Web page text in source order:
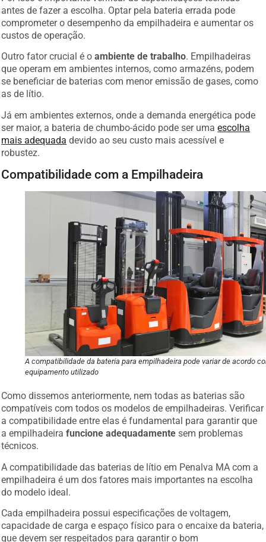
antes de fazer a escolha. Optar pela bateria errada pode
comprometer o desempenho da empilhadeira e aumentar os
custos de operação.
Outro fator crucial é oambiente de trabalho. Empilhadeiras
que operam em ambientes internos, como armazéns, podem
se beneficiar de baterias com menor emissão de gases, como
as de lítio.
Já em ambientes externos, onde a demanda energética pode
ser maior, a bateria de chumbo-ácido pode ser umaescolha
mais adequada devido ao seu custo mais acessível e
robustez.
Compatibilidade com a Empilhadeira
A compatibilidade da bateria para empilhadeira pode variar de acordo
equipamento utilizado
Como dissemos anteriormente, nem todas as baterias são
compatíveis com todos os modelos de empilhadeiras. Verificar
a compatibilidade entre elas é fundamental para garantir que
a empilhadeirafuncione adequadamente sem problemas
técnicos.
A compatibilidade das baterias de lítio em Penalva MA com a
empilhadeira é um dos fatores mais importantes na escolha
do modelo ideal.
Cada empilhadeira possui especificações de voltagem,
capacidade de carga e espaço físico para o encaixe da bateria,
que devem ser respeitados para garantir o bom